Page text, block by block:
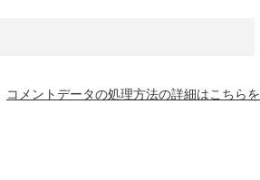
コメントデータの処理方法の詳細はこちらを